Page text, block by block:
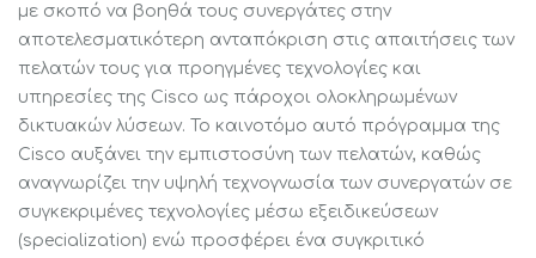
με σκοπό να βοηθά τους συνεργάτες στην
αποτελεσματικότερη ανταπόκριση στις απαιτήσεις των
πελατών τους για προηγμένες τεχνολογίες και
υπηρεσίες της Ciscο ως πάροχοι ολοκληρωμένων
δικτυακών λύσεων. Το καινοτόμο αυτό πρόγραμμα της
Cisco αυξάνει την εμπιστοσύνη των πελατών, καθώς
αναγνωρίζει την υψηλή τεχνογνωσία των συνεργατών σε
συγκεκριμένες τεχνολογίες μέσω εξειδικεύσεων
(specialization) ενώ προσφέρει ένα συγκριτικό